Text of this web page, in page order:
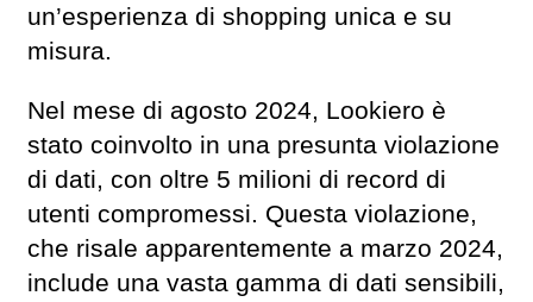
un’esperienza di shopping unica e su
misura.
Nel mese di agosto 2024, Lookiero è
stato coinvolto in una presunta violazione
di dati, con oltre 5 milioni di record di
utenti compromessi. Questa violazione,
che risale apparentemente a marzo 2024,
include una vasta gamma di dati sensibili,